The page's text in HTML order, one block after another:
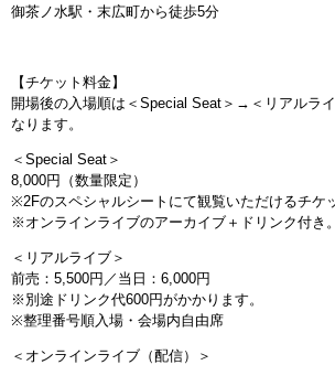
御茶ノ水駅・末広町から徒歩5分
【チケット料金】
開場後の入場順は＜Special Seat＞→＜リアルラ
なります。
＜Special Seat＞
8,000円（数量限定）
※2Fのスペシャルシートにて観覧いただけるチケ
※オンラインライブのアーカイブ＋ドリンク付き。
＜リアルライブ＞
前売：5,500円／当日：6,000円
※別途ドリンク代600円がかかります。
※整理番号順入場・会場内自由席
＜オンラインライブ（配信）＞